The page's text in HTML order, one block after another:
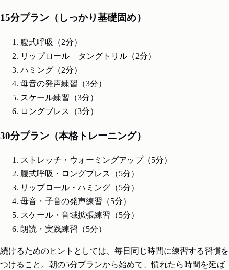
15分プラン（しっかり基礎固め）
腹式呼吸（2分）
リップロール + タングトリル（2分）
ハミング（2分）
母音の発声練習（3分）
スケール練習（3分）
ロングブレス（3分）
30分プラン（本格トレーニング）
ストレッチ・ウォーミングアップ（5分）
腹式呼吸・ロングブレス（5分）
リップロール・ハミング（5分）
母音・子音の発声練習（5分）
スケール・音域拡張練習（5分）
朗読・実践練習（5分）
続けるためのヒントとしては、毎日同じ時間に練習する習慣を
つけること。朝の5分プランから始めて、慣れたら時間を延ば